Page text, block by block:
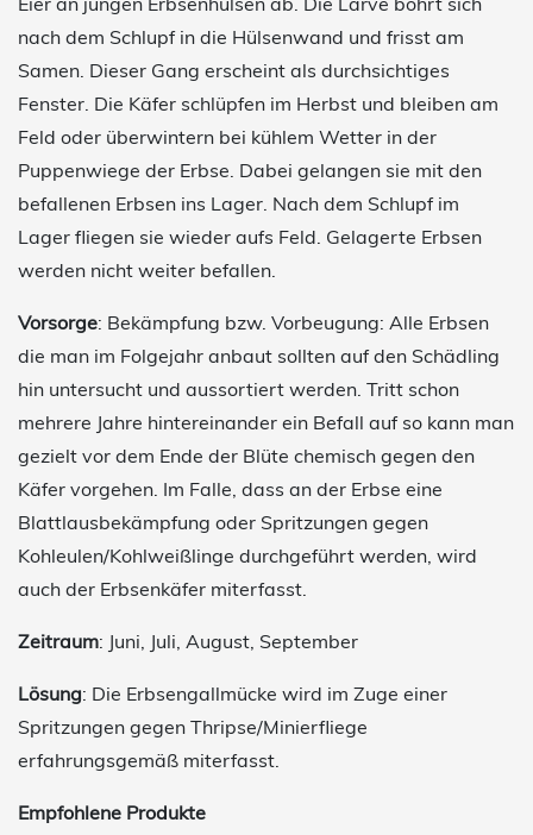
nach dem Schlupf in die Hülsenwand und frisst am
Samen. Dieser Gang erscheint als durchsichtiges
Fenster. Die Käfer schlüpfen im Herbst und bleiben am
Feld oder überwintern bei kühlem Wetter in der
Puppenwiege der Erbse. Dabei gelangen sie mit den
befallenen Erbsen ins Lager. Nach dem Schlupf im
Lager fliegen sie wieder aufs Feld. Gelagerte Erbsen
werden nicht weiter befallen.
Vorsorge: Bekämpfung bzw. Vorbeugung: Alle Erbsen
die man im Folgejahr anbaut sollten auf den Schädling
hin untersucht und aussortiert werden. Tritt schon
mehrere Jahre hintereinander ein Befall auf so kann man
gezielt vor dem Ende der Blüte chemisch gegen den
Käfer vorgehen. Im Falle, dass an der Erbse eine
Blattlausbekämpfung oder Spritzungen gegen
Kohleulen/Kohlweißlinge durchgeführt werden, wird
auch der Erbsenkäfer miterfasst.
Zeitraum: Juni, Juli, August, September
Lösung: Die Erbsengallmücke wird im Zuge einer
Spritzungen gegen Thripse/Minierfliege
erfahrungsgemäß miterfasst.
Empfohlene Produkte